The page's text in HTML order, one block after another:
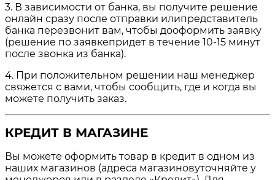
3. В зависимости от банка, вы получите решение
онлайн сразу после отправки илипредставитель
банка перезвонит вам, чтобы дооформить заявку
(решение по заявкепридет в течение 10-15 минут
после звонка из банка).
4. При положительном решении наш менеджер
свяжется с вами, чтобы сообщить, где и когда вы
можете получить заказ.
КРЕДИТ В МАГАЗИНЕ
Вы можете оформить товар в кредит в одном из
наших магазинов (адреса магазиновуточняйте у